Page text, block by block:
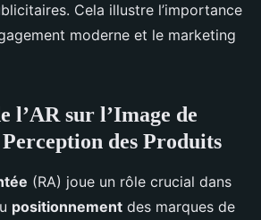
Cela illustre l’importance
moderne et le marketing
l’AR sur l’Image de
des Produits
(RA) joue un rôle crucial dans
positionnement des marques de